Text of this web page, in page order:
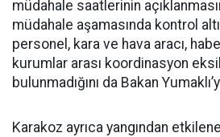
müdahale saatlerinin
müdahale aşamasında kontrol
personel, kara ve hava aracı,
kurumlar arası koordinasyon
bulunmadığını da Bakan
Karakoz ayrıca yangından